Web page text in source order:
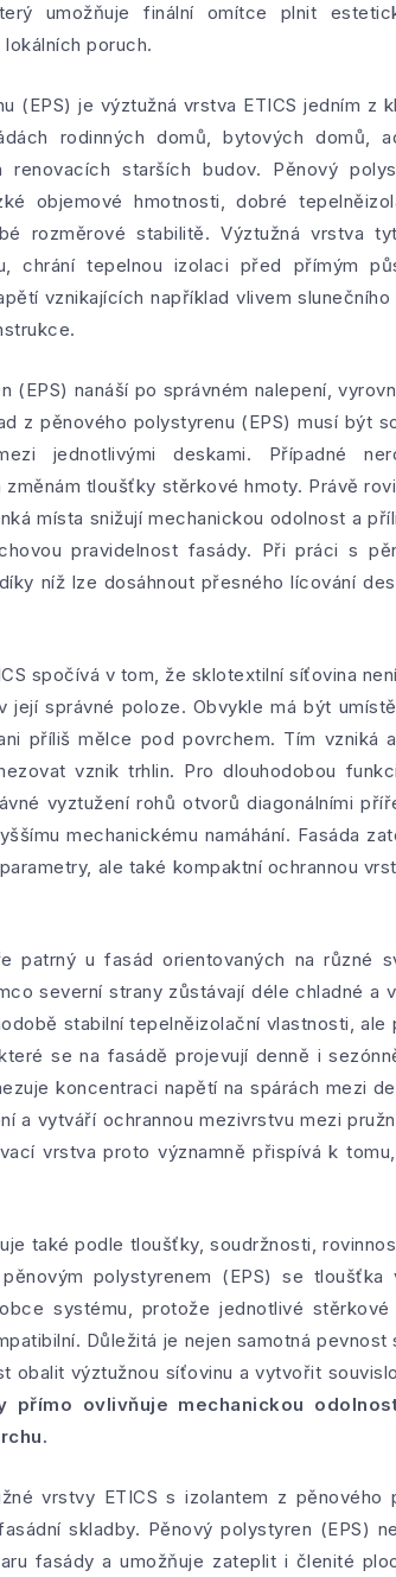
umožňuje finální omítce plnit
poruch.
(EPS) je výztužná vrstva ETICS jedním z
rodinných domů, bytových domů,
starších budov. Pěnový
objemové hmotnosti, dobré
rozměrové stabilitě. Výztužná vrstva
chrání tepelnou izolaci před přímým
vznikajících například vlivem
(EPS) nanáší po správném nalepení,
z pěnového polystyrenu (EPS) musí být
jednotlivými deskami. Případné
tloušťky stěrkové hmoty. Právě
místa snižují mechanickou odolnost a
pravidelnost fasády. Při práci s
níž lze dosáhnout přesného lícování
spočívá v tom, že sklotextilní síťovina
správné poloze. Obvykle má být
příliš mělce pod povrchem. Tím vzniká
vznik trhlin. Pro dlouhodobou
vyztužení rohů otvorů diagonálními
mechanickému namáhání. Fasáda
ale také kompaktní ochrannou
patrný u fasád orientovaných na různé
severní strany zůstávají déle chladné a
stabilní tepelněizolační vlastnosti, ale
se na fasádě projevují denně i
koncentraci napětí na spárách mezi
a vytváří ochrannou mezivrstvu mezi
vrstva proto významně přispívá k
také podle tloušťky, soudržnosti,
polystyrenem (EPS) se tloušťka
systému, protože jednotlivé
Důležitá je nejen samotná
obalit výztužnou síťovinu a vytvořit
přímo ovlivňuje mechanickou
vrstvy ETICS s izolantem z pěnového
skladby. Pěnový polystyren (EPS)
fasády a umožňuje zateplit i členité